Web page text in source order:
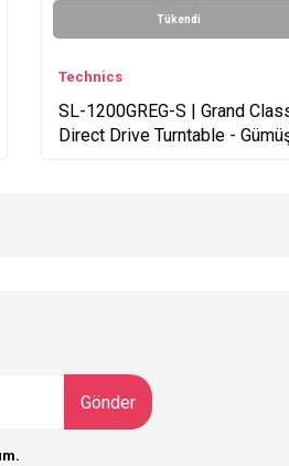
Tükendi
Technics
SL-1200GREG-S | Grand
Direct Drive Turntable -
Gönder